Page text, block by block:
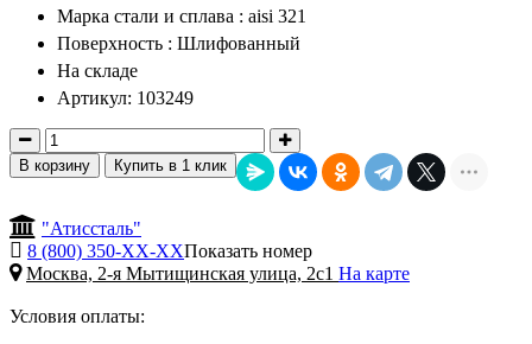
Марка стали и сплава : aisi 321
Поверхность : Шлифованный
На складе
Артикул: 103249
В корзину Купить в 1 клик
"Атиссталь"
8 (800) 350-ХХ-ХХПоказать номер
Москва, 2-я Мытищинская улица, 2с1 На карте
Условия оплаты: